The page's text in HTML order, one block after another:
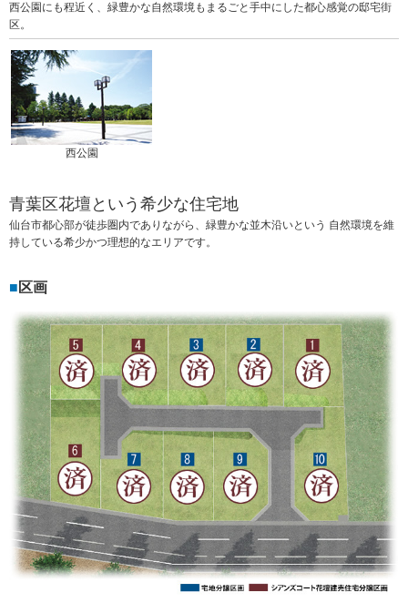
西公園にも程近く、緑豊かな自然環境もまるごと手中にした都心感覚の邸宅街
区。
西公園
青葉区花壇という希少な住宅地
仙台市都心部が徒歩圏内でありながら、緑豊かな並木沿いという 自然環境を維
持している希少かつ理想的なエリアです。
区画